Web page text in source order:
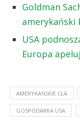
Goldman
amerykański
USA
Europa
AMERYKAŃSKIE CŁA
GOSPODARKA USA